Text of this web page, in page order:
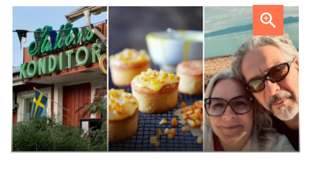
Heléne och Micael Stålbom